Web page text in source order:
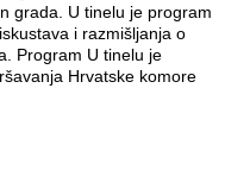
grada. U tinelu je program
i razmišljanja o
Program U tinelu je
Hrvatske komore